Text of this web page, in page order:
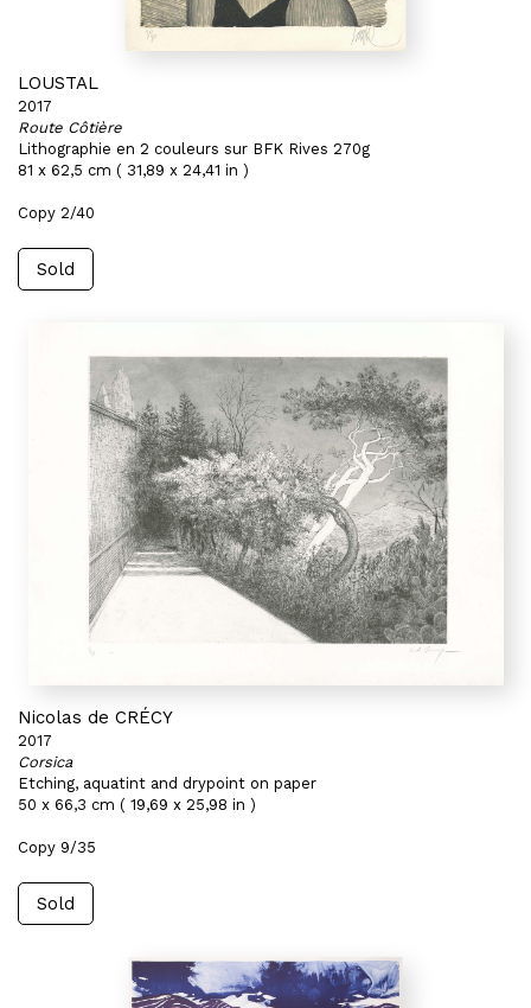
LOUSTAL
2017
Route Côtière
Lithographie en 2 couleurs sur BFK Rives 270g
81 x 62,5 cm ( 31,89 x 24,41 in )
Copy 2/40
Sold
Nicolas de CRÉCY
2017
Corsica
Etching, aquatint and drypoint on paper
50 x 66,3 cm ( 19,69 x 25,98 in )
Copy 9/35
Sold